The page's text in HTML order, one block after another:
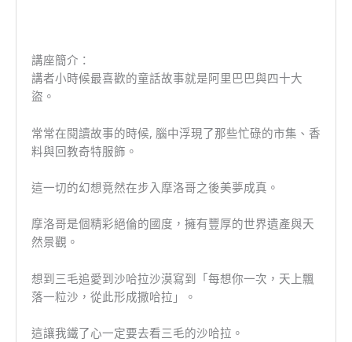
講座簡介：
講者小時候最喜歡的童話故事就是阿里巴巴與四十大
盜。
常常在閱讀故事的時候, 腦中浮現了那些忙碌的市集、香
料與回教奇特服飾。
這一切的幻想竟然在步入摩洛哥之後美夢成真。
摩洛哥是個精彩絕倫的國度，擁有豐厚的世界遺產與天
然景觀。
想到三毛追愛到沙哈拉沙漠寫到「每想你一次，天上飄
落一粒沙，從此形成撒哈拉」。
這讓我鐵了心一定要去看三毛的沙哈拉。